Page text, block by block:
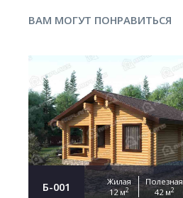
ВАМ МОГУТ ПОНРАВИТЬСЯ
Б-001
Жилая
12 м2
Полезная
42 м2